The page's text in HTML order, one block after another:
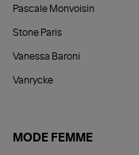
Pascale Monvoisin
Stone Paris
Vanessa Baroni
Vanrycke
MODE FEMME